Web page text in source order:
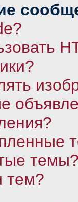
тем?